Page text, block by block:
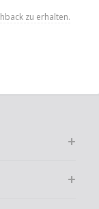
zu erhalten.